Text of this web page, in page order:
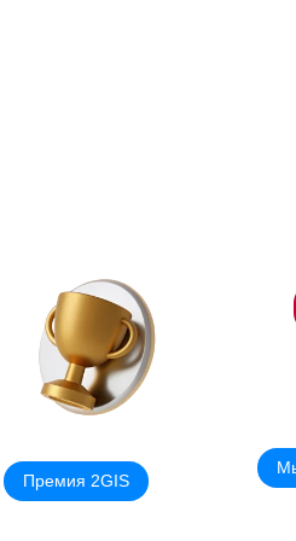
Премия 2GIS